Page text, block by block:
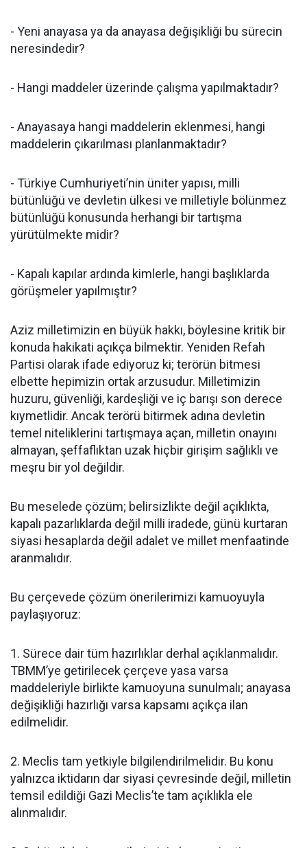
- Yeni anayasa ya da anayasa değişikliği bu sürecin
neresindedir?
- Hangi maddeler üzerinde çalışma yapılmaktadır?
- Anayasaya hangi maddelerin eklenmesi, hangi
maddelerin çıkarılması planlanmaktadır?
- Türkiye Cumhuriyeti’nin üniter yapısı, milli
bütünlüğü ve devletin ülkesi ve milletiyle bölünmez
bütünlüğü konusunda herhangi bir tartışma
yürütülmekte midir?
- Kapalı kapılar ardında kimlerle, hangi başlıklarda
görüşmeler yapılmıştır?
Aziz milletimizin en büyük hakkı, böylesine kritik bir
konuda hakikati açıkça bilmektir. Yeniden Refah
Partisi olarak ifade ediyoruz ki; terörün bitmesi
elbette hepimizin ortak arzusudur. Milletimizin
huzuru, güvenliği, kardeşliği ve iç barışı son derece
kıymetlidir. Ancak terörü bitirmek adına devletin
temel niteliklerini tartışmaya açan, milletin onayını
almayan, şeffaflıktan uzak hiçbir girişim sağlıklı ve
meşru bir yol değildir.
Bu meselede çözüm; belirsizlikte değil açıklıkta,
kapalı pazarlıklarda değil milli iradede, günü kurtaran
siyasi hesaplarda değil adalet ve millet menfaatinde
aranmalıdır.
Bu çerçevede çözüm önerilerimizi kamuoyuyla
paylaşıyoruz:
1. Sürece dair tüm hazırlıklar derhal açıklanmalıdır.
TBMM’ye getirilecek çerçeve yasa varsa
maddeleriyle birlikte kamuoyuna sunulmalı; anayasa
değişikliği hazırlığı varsa kapsamı açıkça ilan
edilmelidir.
2. Meclis tam yetkiyle bilgilendirilmelidir. Bu konu
yalnızca iktidarın dar siyasi çevresinde değil, milletin
temsil edildiği Gazi Meclis’te tam açıklıkla ele
alınmalıdır.